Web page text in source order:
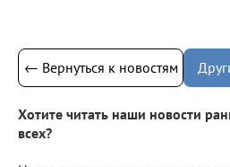
← Вернуться к новостям
Хотите читать наши новости
всех?